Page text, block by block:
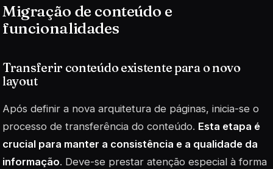
Migração de conteúdo e
funcionalidades
Transferir conteúdo existente para o novo
layout
Após definir a nova arquitetura de páginas, inicia-se o
processo de transferência do conteúdo. Esta etapa é
crucial para manter a consistência e a qualidade da
informação. Deve-se prestar atenção especial à forma